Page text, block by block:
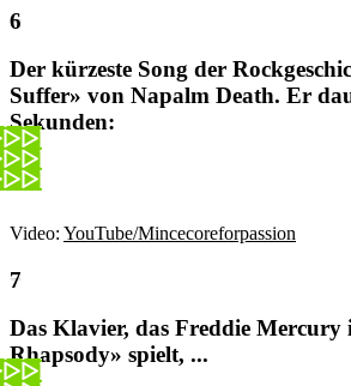
Der kürzeste Song der
Suffer» von Napalm Death. Er
Sekunden:
Video: YouTube/Mincecoreforpassion
Das Klavier, das Freddie Mercury
Rhapsody» spielt, ...